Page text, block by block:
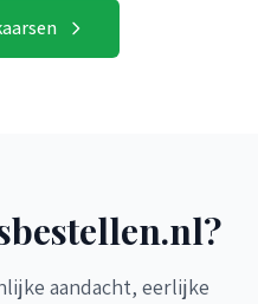
aandacht, eerlijke